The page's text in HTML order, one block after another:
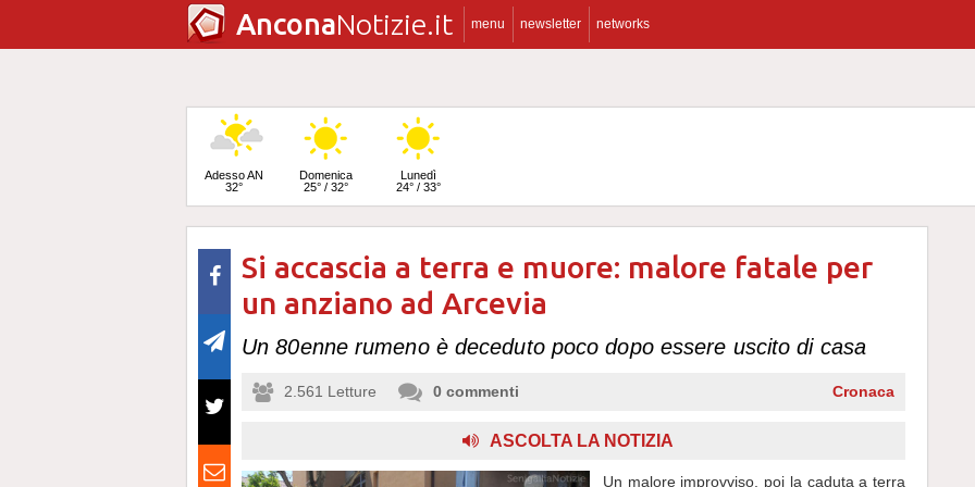
AnconaNotizie.it menu newsletter networks
Adesso AN
32°
Domenica
25° / 32°
Lunedì
24° / 33°
Martedì
25° / 34°
Si accascia a terra e muore: malore fatale per
un anziano ad Arcevia
Un 80enne rumeno è deceduto poco dopo essere uscito di casa
2.561 Letture 0 commenti Cronaca
ASCOLTA LA NOTIZIA
Un malore improvviso, poi la caduta a terra